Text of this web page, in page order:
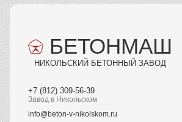
БЕТОНМАШ
НИКОЛЬСКИЙ БЕТОННЫЙ ЗАВОД
+7 (812) 309-56-39
Завод в Никольском
info@beton-v-nikolskom.ru